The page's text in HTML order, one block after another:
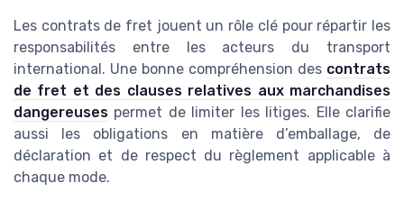
Les contrats de fret jouent un rôle clé pour répartir les
responsabilités entre les acteurs du transport
international. Une bonne compréhension des contrats
de fret et des clauses relatives aux marchandises
dangereuses permet de limiter les litiges. Elle clarifie
aussi les obligations en matière d’emballage, de
déclaration et de respect du règlement applicable à
chaque mode.